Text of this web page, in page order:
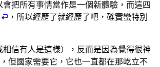
把所有事情當作是一個新體驗，而這四
，所以經歷了就經歷了吧，確實蠻特別
信有人是這樣），反而是因為覺得很神
但國家需要它，它也一直都在那屹立不